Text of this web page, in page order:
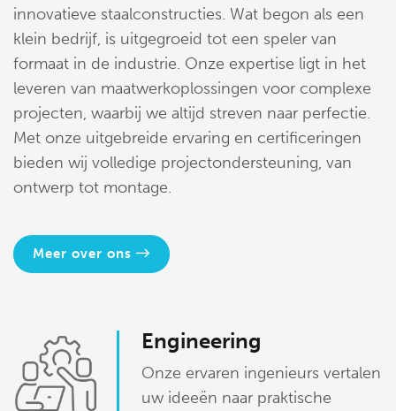
innovatieve staalconstructies. Wat begon als een
klein bedrijf, is uitgegroeid tot een speler van
formaat in de industrie. Onze expertise ligt in het
leveren van maatwerkoplossingen voor complexe
projecten, waarbij we altijd streven naar perfectie.
Met onze uitgebreide ervaring en certificeringen
bieden wij volledige projectondersteuning, van
ontwerp tot montage.
Meer over ons
Engineering
Onze ervaren ingenieurs vertalen
uw ideeën naar praktische